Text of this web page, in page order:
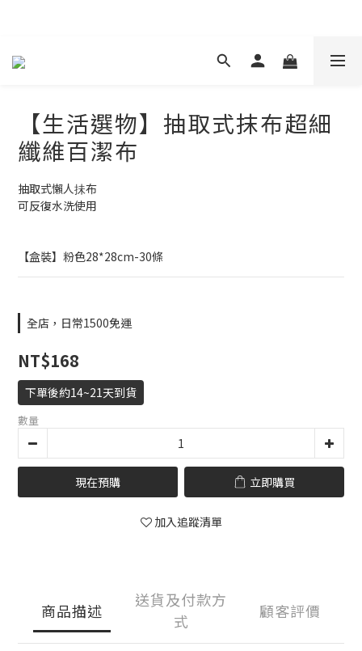
【生活選物】抽取式抹布超細
纖維百潔布
抽取式懶人抺布
可反復水洗使用
【盒裝】粉色28*28cm-30條
全店，日常1500免運
NT$168
下單後約14~21天到貨
數量
現在預購 立即購買
加入追蹤清單
商品描述
送貨及付款方
式
顧客評價